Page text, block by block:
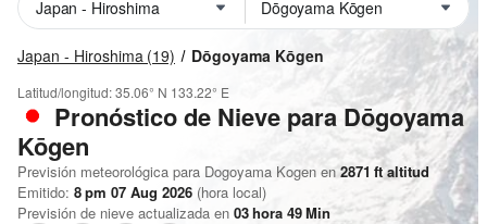
Japan - Hiroshima (19) Dōgoyama Kōgen
Latitud/longitud:35.06° N 133.22° E
Pronóstico de Nieve para Dōgoyama
Kōgen
Previsión meteorológica para Dogoyama Kogen en 2871 ftaltitud
Emitido: 8 pm 07 Aug 2026 (hora local)
Previsión de nieve actualizada en 03hora 49Min